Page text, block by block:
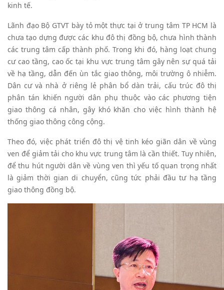
kinh tế.
Lãnh đạo Bộ GTVT bày tỏ một thực tại ở trung tâm TP HCM là
chưa tạo dựng được các khu đô thị đồng bộ, chưa hình thành
các trung tâm cấp thành phố. Trong khi đó, hàng loạt chung
cư cao tầng, cao ốc tại khu vực trung tâm gây nên sự quá tải
về hạ tầng, dẫn đến ùn tắc giao thông, môi trường ô nhiễm.
Dân cư và nhà ở riêng lẻ phân bổ dàn trải, cấu trúc đô thị
phân tán khiến người dân phụ thuộc vào các phương tiện
giao thông cá nhân, gây khó khăn cho việc hình thành hệ
thống giao thông công cộng.
Theo đó, việc phát triển đô thị vệ tinh kéo giãn dân về vùng
ven để giảm tải cho khu vực trung tâm là cần thiết. Tuy nhiên,
để thu hút người dân về vùng ven thì yếu tố quan trọng nhất
là giảm thời gian di chuyển, cũng tức phải đầu tư hạ tầng
giao thông đồng bộ.